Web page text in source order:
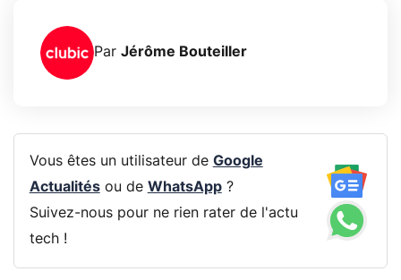
Par Jérôme Bouteiller
Vous êtes un utilisateur de Google
Actualitésou de WhatsApp?
Suivez-nous pour ne rien rater de l'actu
tech !